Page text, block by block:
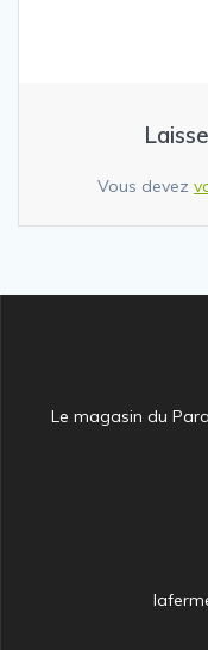
Vous devez
Le magasin du